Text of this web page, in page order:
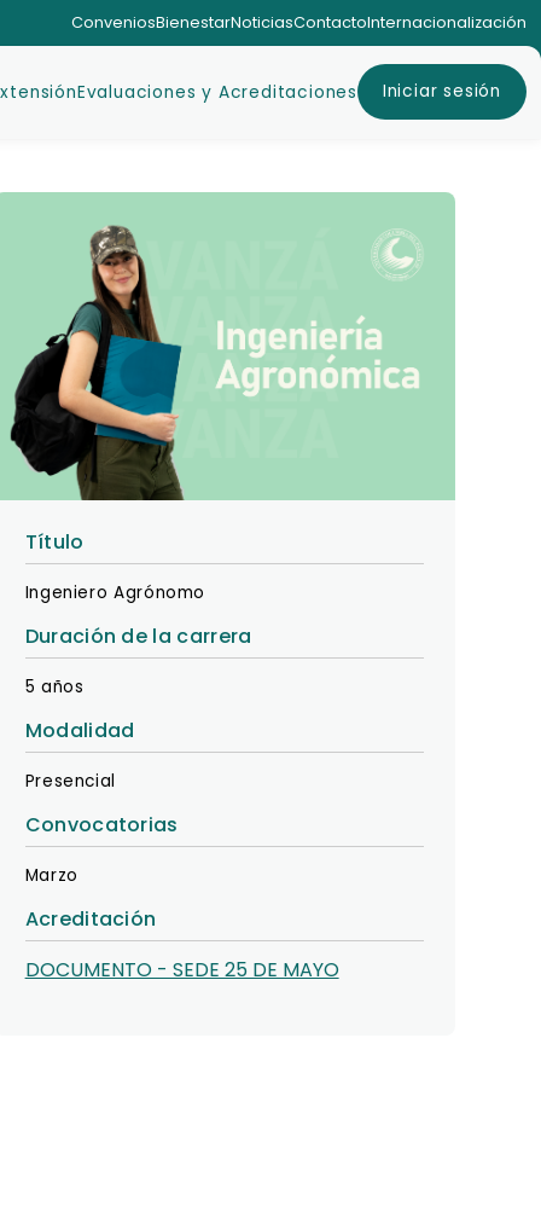
ConveniosBienestarNoticiasContactoInternacionalización
Evaluaciones y Acreditaciones Iniciar sesión
Título
Ingeniero Agrónomo
Duración de la carrera
5 años
Modalidad
Presencial
Convocatorias
Marzo
Acreditación
DOCUMENTO - SEDE 25 DE MAYO